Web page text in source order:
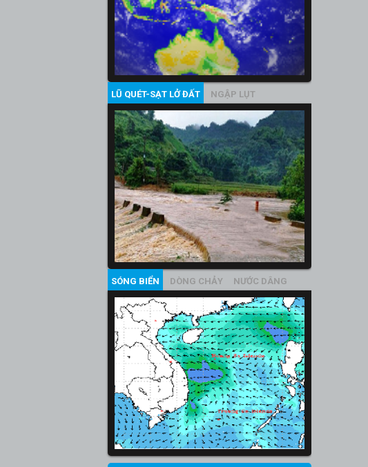
LŨ QUÉT-SẠT LỞ ĐẤT NGẬP LỤT
SÓNG BIỂN DÒNG CHẢY NƯỚC DÂNG